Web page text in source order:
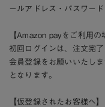
ールアドレス・パスワー
【Amazon payをご利用の
初回ログインは、注文完
会員登録をお願いいたし
となります。
【仮登録されたお客様へ】